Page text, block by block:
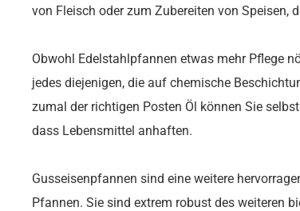
von Fleisch oder zum Zubereiten von Speisen,
Obwohl Edelstahlpfannen etwas mehr Pflege
jedes diejenigen, die auf chemische
zumal der richtigen Posten Öl können Sie
dass Lebensmittel anhaften.
Gusseisenpfannen sind eine weitere
Pfannen. Sie sind extrem robust des weiteren